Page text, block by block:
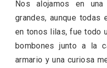
Nos alojamos en
grandes, aunque todas
en tonos lilas, fue todo
bombones junto a la
armario y una curiosa